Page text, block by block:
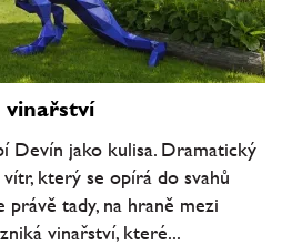
vinařství
Devín jako kulisa. Dramatický
který se opírá do svahů
právě tady, na hraně mezi
vinařství, které...